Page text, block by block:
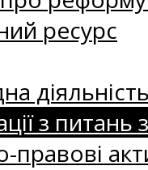
ресурс
діяльність
з питань